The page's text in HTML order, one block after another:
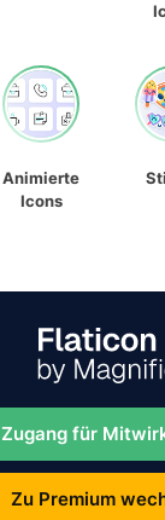
Animierte
Icons
Zugang für
Zu Premium